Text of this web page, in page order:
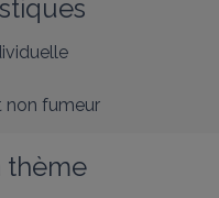
non fumeur
thème